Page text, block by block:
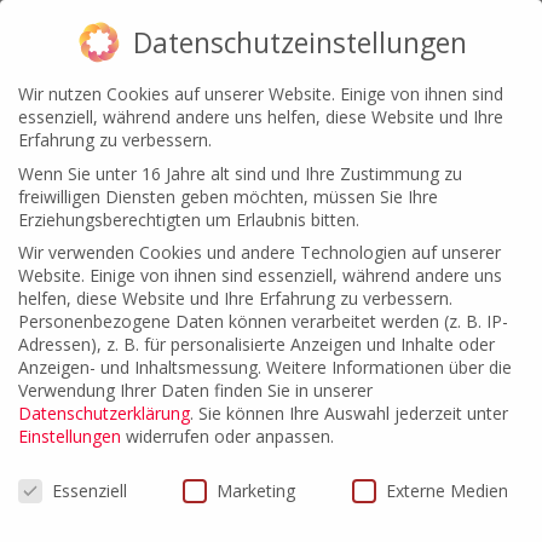
Fachgebiet Vertragsrecht
Bybrain at work GmbH | Oktober 28th, 2016
Kommentare
Vertragsrecht
Datenschutzeinstellungen
Wir nutzen Cookies auf unserer Website. Einige von ihnen sind
essenziell, während andere uns helfen, diese Website und Ihre
Erfahrung zu verbessern.
Wenn Sie unter 16 Jahre alt sind und Ihre Zustimmung zu
freiwilligen Diensten geben möchten, müssen Sie Ihre
Erziehungsberechtigten um Erlaubnis bitten.
Wir verwenden Cookies und andere Technologien auf unserer
Website. Einige von ihnen sind essenziell, während andere uns
helfen, diese Website und Ihre Erfahrung zu verbessern.
Personenbezogene Daten können verarbeitet werden (z. B. IP-
Adressen), z. B. für personalisierte Anzeigen und Inhalte oder
Anzeigen- und Inhaltsmessung. Weitere Informationen über die
Verwendung Ihrer Daten finden Sie in unserer
Datenschutzerklärung. Sie können Ihre Auswahl jederzeit unter
Einstellungen widerrufen oder anpassen.
Datenschutzeinstellungen
Essenziell Marketing Externe Medien